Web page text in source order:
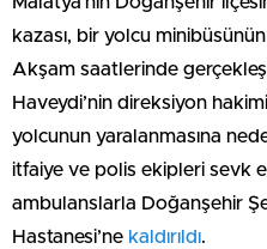
kazası, bir yolcu
Akşam saatlerinde
Haveydi’nin direksiyon
yolcunun yaralanmasına
itfaiye ve polis ekipleri sevk
ambulanslarla Doğanşehir
Hastanesi’ne kaldırıldı.